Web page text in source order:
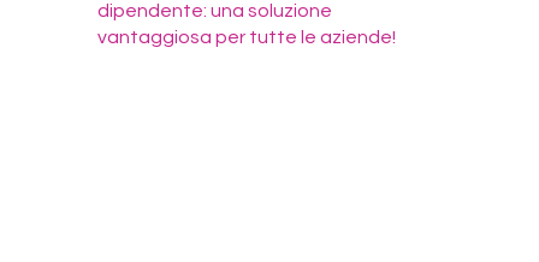
dipendente: una soluzione
vantaggiosa per tutte le aziende!